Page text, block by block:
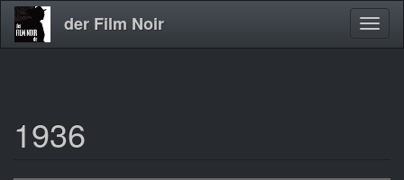
Direkt
zum
der Film Noir
1936